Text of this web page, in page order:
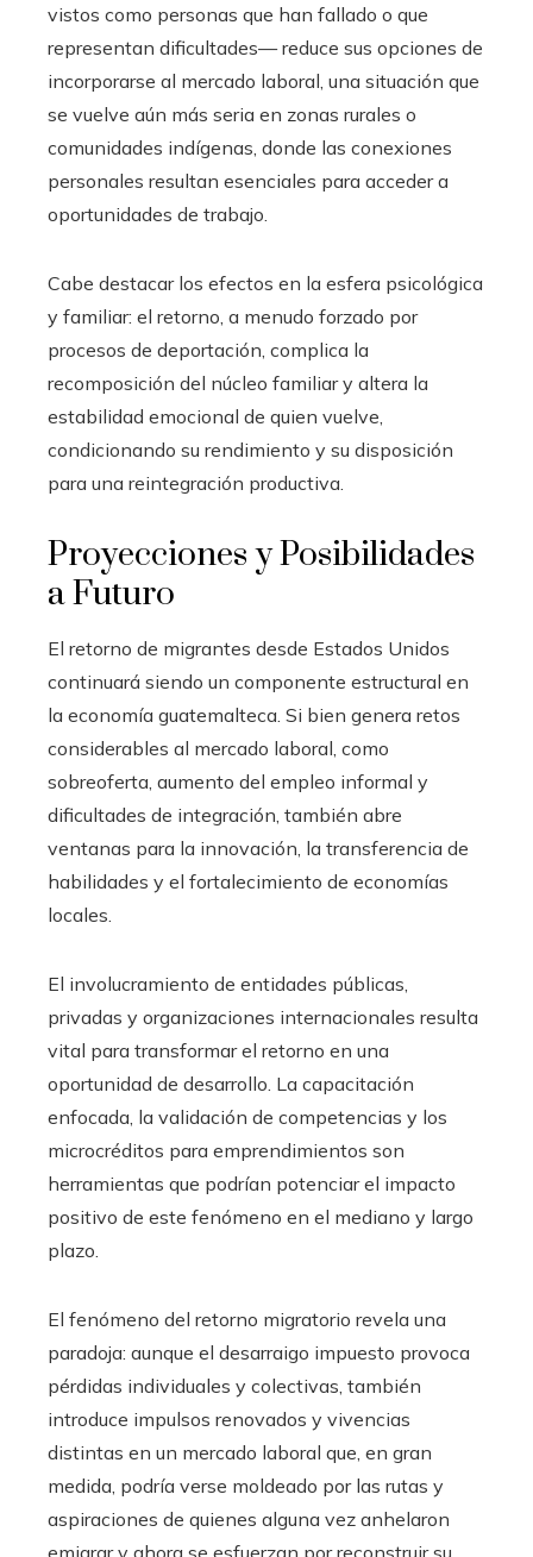
vistos como personas que han fallado o que
representan dificultades— reduce sus opciones de
incorporarse al mercado laboral, una situación que
se vuelve aún más seria en zonas rurales o
comunidades indígenas, donde las conexiones
personales resultan esenciales para acceder a
oportunidades de trabajo.
Cabe destacar los efectos en la esfera psicológica
y familiar: el retorno, a menudo forzado por
procesos de deportación, complica la
recomposición del núcleo familiar y altera la
estabilidad emocional de quien vuelve,
condicionando su rendimiento y su disposición
para una reintegración productiva.
Proyecciones y Posibilidades
a Futuro
El retorno de migrantes desde Estados Unidos
continuará siendo un componente estructural en
la economía guatemalteca. Si bien genera retos
considerables al mercado laboral, como
sobreoferta, aumento del empleo informal y
dificultades de integración, también abre
ventanas para la innovación, la transferencia de
habilidades y el fortalecimiento de economías
locales.
El involucramiento de entidades públicas,
privadas y organizaciones internacionales resulta
vital para transformar el retorno en una
oportunidad de desarrollo. La capacitación
enfocada, la validación de competencias y los
microcréditos para emprendimientos son
herramientas que podrían potenciar el impacto
positivo de este fenómeno en el mediano y largo
plazo.
El fenómeno del retorno migratorio revela una
paradoja: aunque el desarraigo impuesto provoca
pérdidas individuales y colectivas, también
introduce impulsos renovados y vivencias
distintas en un mercado laboral que, en gran
medida, podría verse moldeado por las rutas y
aspiraciones de quienes alguna vez anhelaron
emigrar y ahora se esfuerzan por reconstruir su